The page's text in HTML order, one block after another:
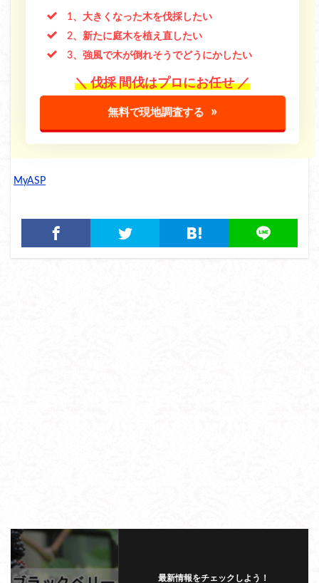
1、大きくなった木を伐採したい
2、新たに庭木を植え直したい
3、強風で木が倒れそうでどうにかしたい
＼ 伐採 間伐はプロにお任せ ／
無料で現地調査する
MyASP
最新情報をチェックしよう！